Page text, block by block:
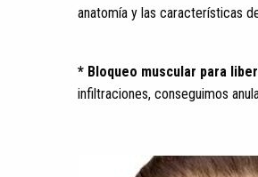
anatomía y las características
* Bloqueo muscular para
infiltraciones, conseguimos